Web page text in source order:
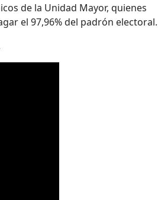
de la Unidad Mayor, quienes
el 97,96% del padrón electoral.